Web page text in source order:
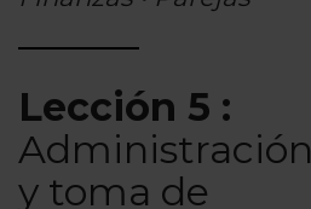
Lección 5 :
Administración
y toma de